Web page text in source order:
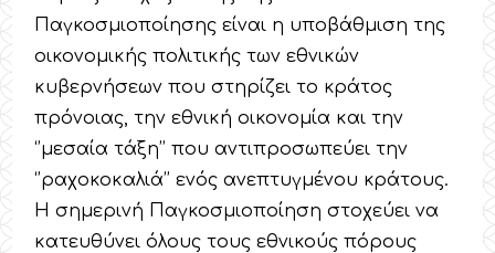
Παγκοσμιοποίησης είναι η υποβάθμιση της
οικονομικής πολιτικής των εθνικών
κυβερνήσεων που στηρίζει το κράτος
πρόνοιας, την εθνική οικονομία και την
‘’μεσαία τάξη’’ που αντιπροσωπεύει την
‘’ραχοκοκαλιά’’ ενός ανεπτυγμένου κράτους.
Η σημερινή Παγκοσμιοποίηση στοχεύει να
κατευθύνει όλους τους εθνικούς πόρους